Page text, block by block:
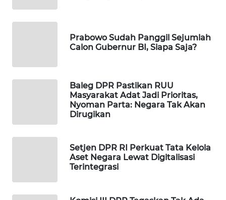
Prabowo Sudah Panggil Sejumlah
Calon Gubernur BI, Siapa Saja?
Baleg DPR Pastikan RUU
Masyarakat Adat Jadi Prioritas,
Nyoman Parta: Negara Tak Akan
Dirugikan
Setjen DPR RI Perkuat Tata Kelola
Aset Negara Lewat Digitalisasi
Terintegrasi
ID